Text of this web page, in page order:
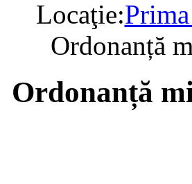
Locaţie:
Ordonanță
Ordonanță